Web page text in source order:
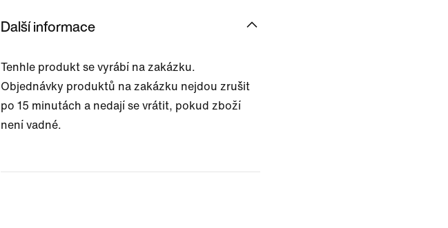
Další informace
Tenhle produkt se vyrábí na zakázku.
Objednávky produktů na zakázku nejdou zrušit
po 15 minutách a nedají se vrátit, pokud zboží
není vadné.